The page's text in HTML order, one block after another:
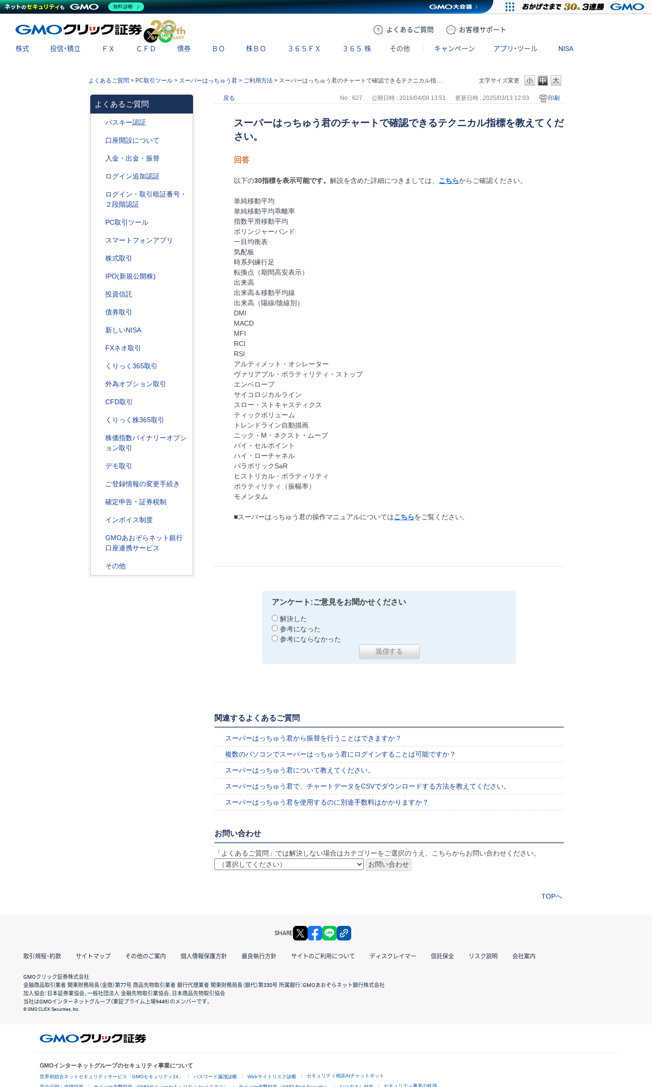
よくある ご質問 お客様サポート
X
株式 投信・積立 ＦＸ ＣＦＤ 債券 ＢＯ 株ＢＯ ３６５ＦＸ ３６５ 株 その他 キャンペーン アプリ・ツール NISA
文字サイズ変更
よくあるご質問 > PC取引ツール > スーパーはっちゅう君 > ご利用方法 > スーパーはっちゅう君のチャートで確認できるテクニカル指標を教えてください。
よくあるご質問
パスキー認証
口座開設について
入金・出金・振替
ログイン追加認証
ログイン・取引暗証番号・
２段階認証
PC取引ツール
スマートフォンアプリ
株式取引
IPO(新規公開株)
投資信託
債券取引
新しいNISA
FXネオ取引
くりっく365取引
外為オプション取引
CFD取引
くりっく株365取引
株価指数バイナリーオプシ
ョン取引
デモ取引
ご登録情報の変更手続き
確定申告・証券税制
インボイス制度
GMOあおぞらネット銀行
口座連携サービス
その他
戻る No : 627 公開日時 : 2016/04/08 13:51 更新日時 : 2025/03/13 12:03 印刷
スーパーはっちゅう君のチャートで確認できるテクニカル指標を教えてくだ
さい。
回答
以下の30指標を表示可能です。 解説を含めた詳細につきましては、 こちらからご確認ください。
単純移動平均
単純移動平均乖離率
指数平滑移動平均
ボリンジャーバンド
一目均衡表
気配板
時系列練行足
転換点（期間高安表示）
出来高
出来高＆移動平均線
出来高（陽線/陰線別）
DMI
MACD
MFI
RCI
RSI
アルティメット・オシレーター
ヴァリアブル・ボラティリティ・ストップ
エンベロープ
サイコロジカルライン
スロー・ストキャスティクス
ティックボリューム
トレンドライン自動描画
ニック・M・ネクスト・ムーブ
バイ・セルポイント
ハイ・ローチャネル
パラボリックSaR
ヒストリカル・ボラティリティ
ボラティリティ（振幅率）
モメンタム
■スーパーはっちゅう君の操作マニュアルについてはこちらをご覧ください。
アンケート:ご意見をお聞かせください
解決した
参考になった
参考にならなかった
関連するよくあるご質問
スーパーはっちゅう君から振替を行うことはできますか？
複数のパソコンでスーパーはっちゅう君にログインすることは可能ですか？
スーパーはっちゅう君について教えてください。
スーパーはっちゅう君で、チャートデータをCSVでダウンロードする方法を教えてください。
スーパーはっちゅう君を使用するのに別途手数料はかかりますか？
お問い合わせ
「よくあるご質問」では解決しない場合はカテゴリーをご選択のうえ、こちらからお問い合わせください。
TOPへ
SHARE X facebook
取引規程・約款 サイトマップ その他のご案内 個人情報保護方針 最良執行方針 サイトのご利用について ディスクレイマー 信託保全 リスク説明 会社案内
GMOクリック証券株式会社
金融商品取引業者 関東財務局長（金商）第77号 商品先物取引業者 銀行代理業者 関東財務局長（銀代）第330号 所属銀行：GMOあおぞらネット銀行株式会社
加入協会：日本証券業協会、一般社団法人 金融先物取引業協会、日本商品先物取引協会
当社はGMOインターネットグループ（東証プライム上場9449）のメンバーです。
© GMO CLICK Securities, Inc.
GMOインターネットグループのセキュリティ事業について
世界初総合ネットセキュリティサービス「GMOセキュリティ24」 パスワード漏洩診断 Webサイトリスク診断 セキュリティ相談AIチャットボット
セキュリティ事業の軌跡
無料診断